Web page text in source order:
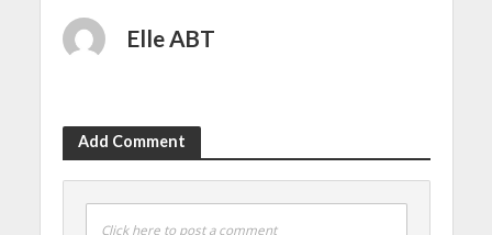
Elle ABT
Add Comment
Click here to post a comment